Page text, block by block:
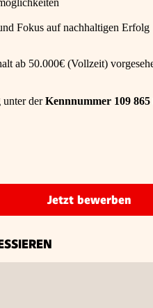
Fokus auf nachhaltigen Erfolg
ab 50.000€ (Vollzeit)
unter derKennnummer 109 865
Jetzt bewerben